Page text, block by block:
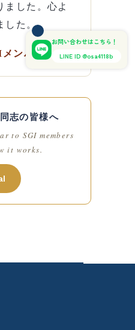
ました。心よ
した。
ンバー様より
志の皆様へ
to SGI members
it works.
お問い合わせはこちら！
LINE ID @osa4118b